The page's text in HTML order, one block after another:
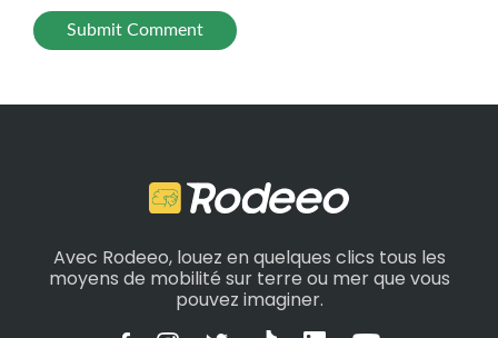
Avec Rodeeo, louez en quelques clics tous les
moyens de mobilité sur terre ou mer que vous
pouvez imaginer.